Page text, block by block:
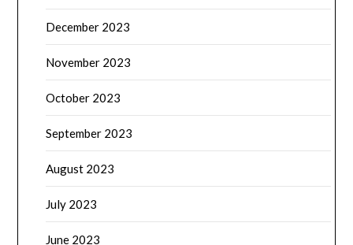
December 2023
November 2023
October 2023
September 2023
August 2023
July 2023
June 2023